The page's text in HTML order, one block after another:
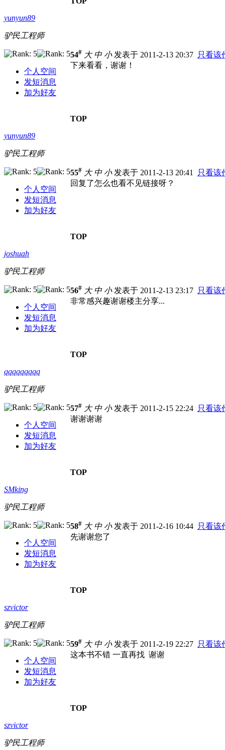
yunyun89
驴民工程师
个人空间
发短消息
加为好友
54# 大 中 小发表于 2011-2-13 20:37 只看该
下来看看，谢谢！
TOP
yunyun89
驴民工程师
个人空间
发短消息
加为好友
55# 大 中 小发表于 2011-2-13 20:41
只看该
回复了怎么也看不见链接呀？
TOP
joshuah
驴民工程师
个人空间
发短消息
加为好友
56# 大 中 小发表于 2011-2-13 23:17 只看该
非常感兴趣谢谢楼主分享...
TOP
qqqqqqqqq
驴民工程师
个人空间
发短消息
加为好友
57# 大 中 小发表于 2011-2-15 22:24 只看该
谢谢谢谢
TOP
SMking
驴民工程师
个人空间
发短消息
加为好友
58# 大 中 小发表于 2011-2-16 10:44 只看该
先谢谢您了
TOP
szvictor
驴民工程师
个人空间
发短消息
加为好友
59# 大 中 小发表于 2011-2-19 22:27 只看该
这本书不错 一直再找 谢谢
TOP
szvictor
驴民工程师